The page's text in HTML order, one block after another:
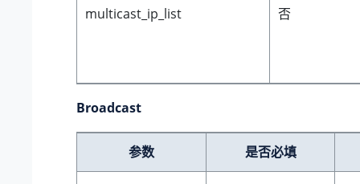
multicast_ip_list 否
Broadcast
参数 是否必填